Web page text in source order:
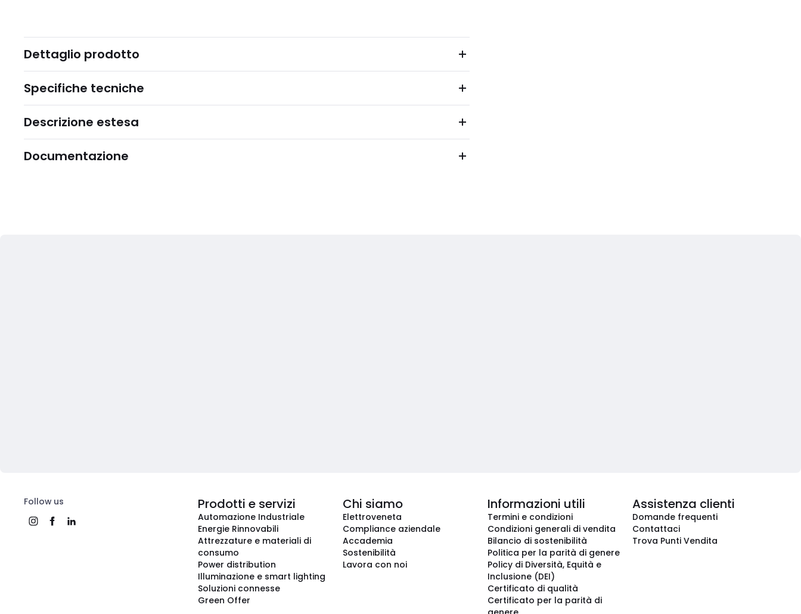
Dettaglio prodotto
Specifiche tecniche
Descrizione estesa
Documentazione
Follow us Prodotti e servizi
Automazione Industriale
Energie Rinnovabili
Attrezzature e materiali di
consumo
Power distribution
Illuminazione e smart lighting
Soluzioni connesse
Green Offer
Chi siamo
Elettroveneta
Compliance aziendale
Accademia
Sostenibilità
Lavora con noi
Informazioni utili
Termini e condizioni
Condizioni generali di vendita
Bilancio di sostenibilità
Politica per la parità di genere
Policy di Diversità, Equità e
Inclusione (DEI)
Certificato di qualità
Certificato per la parità di
Assistenza clienti
Domande frequenti
Contattaci
Trova Punti Vendita